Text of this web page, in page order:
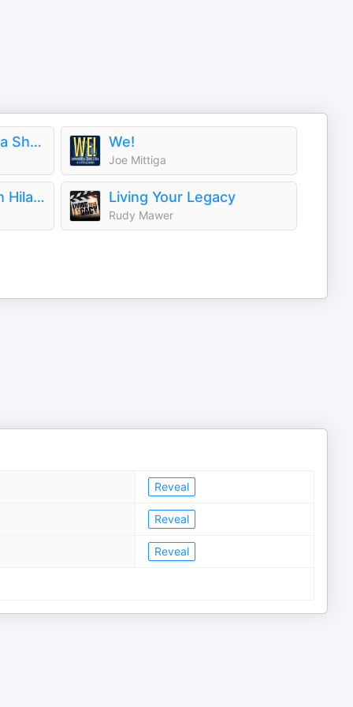
The Jamie Kern Lima Show We!
Joe Mittiga
Ready For Love with Hilary Silver Living Your Legacy
Rudy Mawer
Reveal
Reveal
Reveal